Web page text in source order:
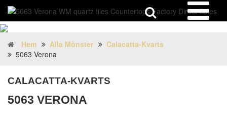
Hem Alla Mönster
Calacatta-Kvarts
5063 Verona
CALACATTA-KVARTS
5063 VERONA